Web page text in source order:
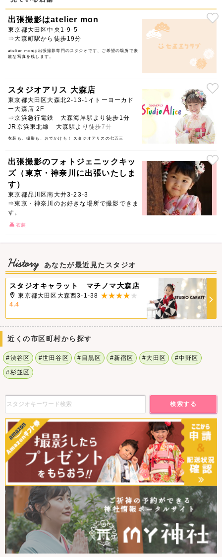
出張撮影はatelier mon
東京都大田区中央1-9-5
⇒大森町駅から徒歩19分
atelier monは出張撮影専門のスタジオです、ご希望の場所で素
敵な写真を残します。
スタジオアリス 大森店
東京都大田区大森北2-13-1イトーヨーカド
ー大森店 2F
⇒京浜急行電鉄 大森海岸駅より徒歩1分
JR京浜東北線 大森駅より徒歩7分
衣装も、撮影も、おでかけも！ スタジオアリスの七五三
出張撮影のフォトジェニックキッ
ズ（東京・神奈川に出張いたしま
す）
東京都品川区南大井3-23-3
⇒東京・神奈川のお好きな場所で撮影できま
す。
衣装
History あなたが最近見たスタジオ
スタジオキャラット マチノマ大森店
東京都大田区大森西3-1-38
4.4
近くの市区町村から探す
#渋谷区 #世田谷区 #目黒区 #新宿区 #大田区 #中野区
#杉並区
検索する